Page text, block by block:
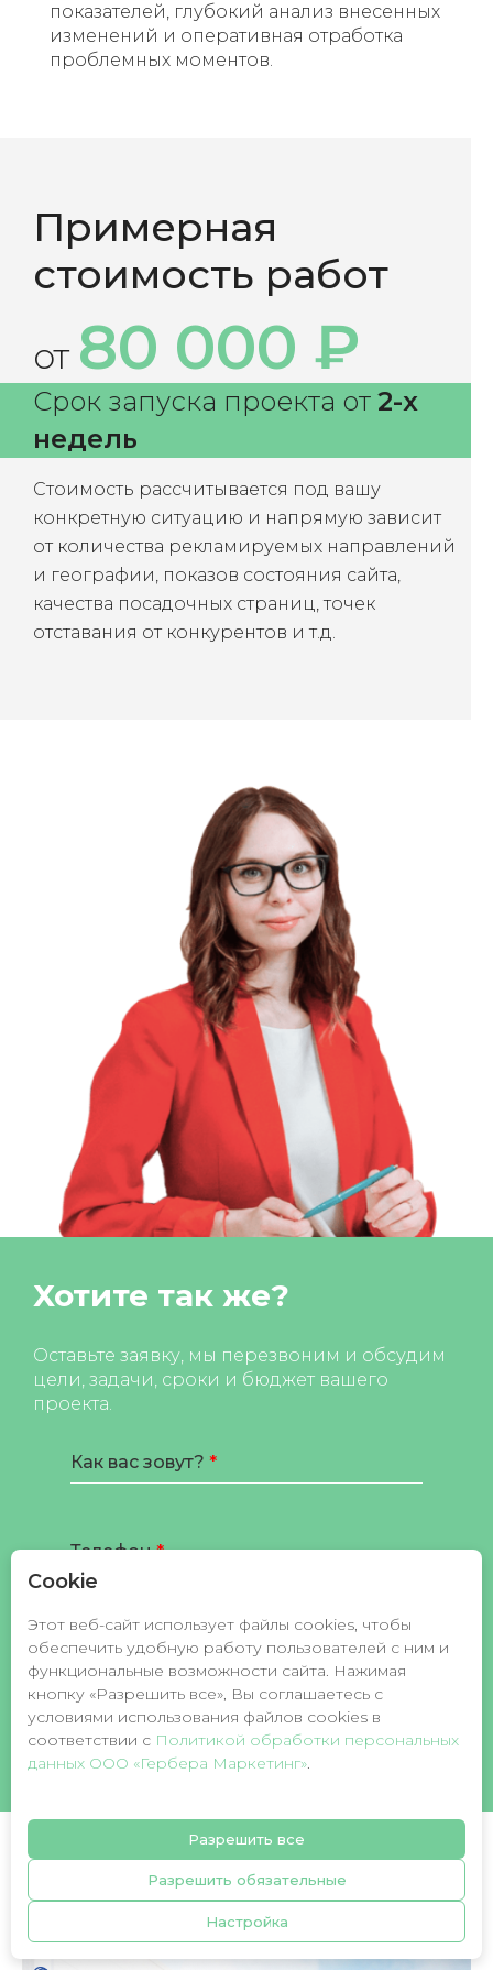
показателей, глубокий анализ внесенных
изменений и оперативная отработка
проблемных моментов.
Примерная
стоимость работ
от 80 000 ₽
Срок запуска проекта от 2-х
недель
Стоимость рассчитывается под вашу
конкретную ситуацию и напрямую зависит
от количества рекламируемых направлений
и географии, показов состояния сайта,
качества посадочных страниц, точек
отставания от конкурентов и т.д.
Хотите так же?
Оставьте заявку, мы перезвоним и обсудим
цели, задачи, сроки и бюджет вашего
проекта.
Как вас зовут?
Телефон
Заказать звонок
Я даю свое согласие на обработку
персональных данных в соответствии с
политикой конфиденциальности
Другие наши кейсы
Cookie
Этот веб-сайт использует файлы cookies, чтобы
обеспечить удобную работу пользователей с ним и
функциональные возможности сайта. Нажимая
кнопку «Разрешить все», Вы соглашаетесь с
условиями использования файлов cookies в
соответствии c Политикой обработки персональных
данных ООО «Гербера Маркетинг».
Разрешить все
Разрешить обязательные
Настройка